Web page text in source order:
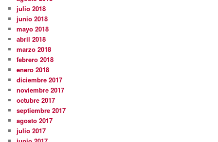
julio 2018
junio 2018
mayo 2018
abril 2018
marzo 2018
febrero 2018
enero 2018
diciembre 2017
noviembre 2017
octubre 2017
septiembre 2017
agosto 2017
julio 2017